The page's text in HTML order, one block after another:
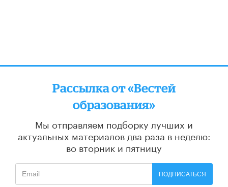
Рассылка от «Вестей
образования»
Мы отправляем подборку лучших и
актуальных материалов два раза в неделю:
во вторник и пятницу
ПОДПИСАТЬСЯ